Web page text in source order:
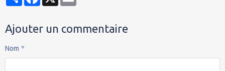
Ajouter un commentaire
Nom